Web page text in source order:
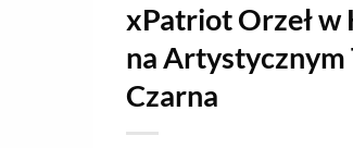
xPatriot Orzeł w
na Artystycznym
Czarna